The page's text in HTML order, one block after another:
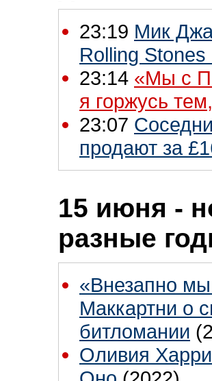
23:19 Мик
Rolling Stones
23:14 «Мы с
я горжусь
23:07
продают за
15 июня -
разные
«Внезапно
Маккартни о
битломании
Оливия